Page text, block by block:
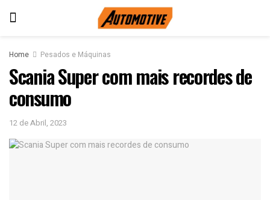
Home Pesados e Máquinas
Scania Super com mais recordes de
consumo
12 de Abril, 2023